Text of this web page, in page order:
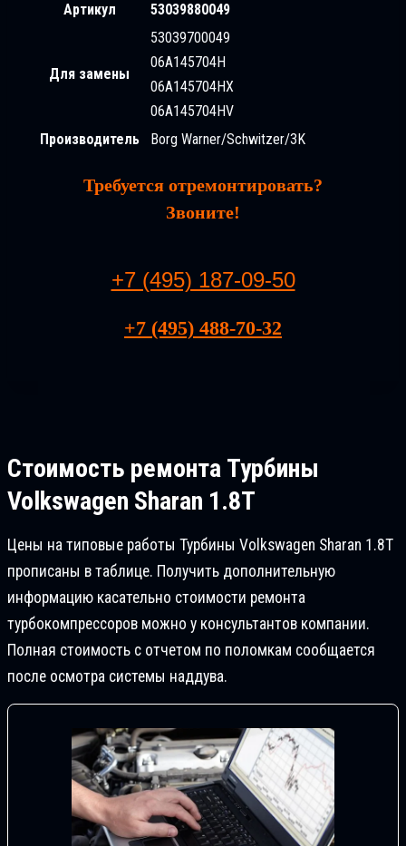
Артикул
53039880049
Для замены
53039700049
06A145704H
06A145704HX
06A145704HV
Производитель
Borg Warner/Schwitzer/3K
Требуется отремонтировать?
Звоните!
+7 (495) 187-09-50
+7 (495) 488-70-32
Стоимость ремонта Турбины
Volkswagen Sharan 1.8T
Цены на типовые работы Турбины Volkswagen Sharan 1.8T
прописаны в таблице. Получить дополнительную
информацию касательно стоимости ремонта
турбокомпрессоров можно у консультантов компании.
Полная стоимость с отчетом по поломкам сообщается
после осмотра системы наддува.